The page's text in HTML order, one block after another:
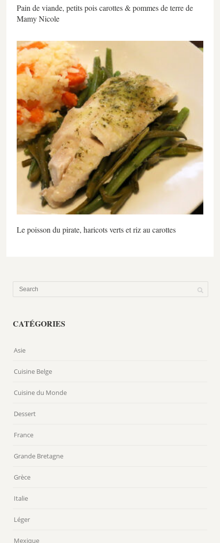
Pain de viande, petits pois carottes & pommes de terre de
Mamy Nicole
Le poisson du pirate, haricots verts et riz au carottes
CATÉGORIES
Asie
Cuisine Belge
Cuisine du Monde
Dessert
France
Grande Bretagne
Grèce
Italie
Léger
Mexique